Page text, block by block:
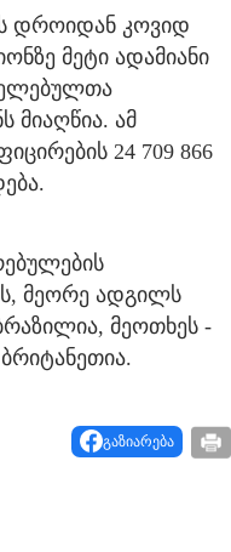
დროიდან კოვიდ
მეტი ადამიანი
მიაღწია. ამ
24 709 866
მეორე ადგილს
მეოთხეს -
გაზიარება